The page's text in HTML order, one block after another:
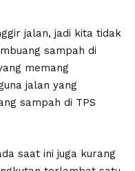
jalan, jadi kita tidak
sampah di
memang
jalan yang
sampah di TPS
saat ini juga kurang